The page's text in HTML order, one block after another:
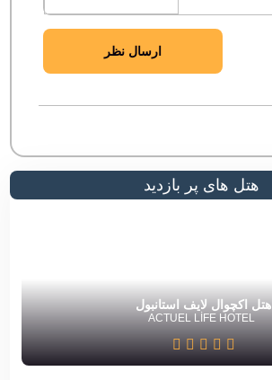
ارسال نظر
هتل های پر بازدید
هتل اکچوال لایف استانبول
ACTUEL LİFE HOTEL